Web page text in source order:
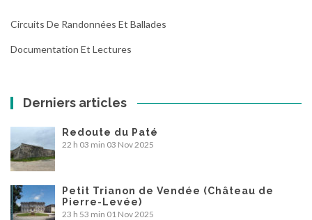
Circuits De Randonnées Et Ballades
Documentation Et Lectures
Derniers articles
Redoute du Paté
22 h 03 min 03 Nov 2025
Petit Trianon de Vendée (Château de
Pierre-Levée)
23 h 53 min 01 Nov 2025